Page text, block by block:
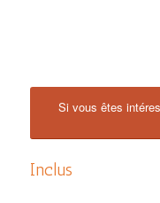
Si vous êtes
Inclus